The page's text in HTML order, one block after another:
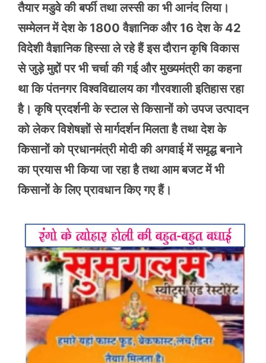
तैयार मडुवे की बर्फी तथा लस्सी का भी आनंद लिया।
सम्मेलन में देश के 1800 वैज्ञानिक और 16 देश के 42
विदेशी वैज्ञानिक हिस्सा ले रहे हैं इस दौरान कृषि विकास
से जुड़े मुद्दों पर भी चर्चा की गई और मुख्यमंत्री का कहना
था कि पंतनगर विश्वविद्यालय का गौरवशाली इतिहास रहा
है। कृषि प्रदर्शनी के स्टाल से किसानों को उपज उत्पादन
को लेकर विशेषज्ञों से मार्गदर्शन मिलता है तथा देश के
किसानों को प्रधानमंत्री मोदी की अगवाई में समृद्ध बनाने
का प्रयास भी किया जा रहा है तथा आम बजट में भी
किसानों के लिए प्रावधान किए गए हैं।